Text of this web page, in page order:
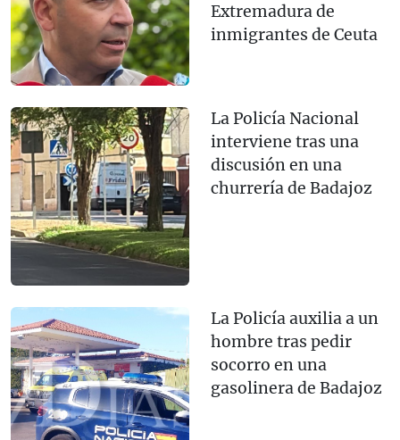
Extremadura de
inmigrantes de Ceuta
La Policía Nacional
interviene tras una
discusión en una
churrería de Badajoz
La Policía auxilia a un
hombre tras pedir
socorro en una
gasolinera de Badajoz